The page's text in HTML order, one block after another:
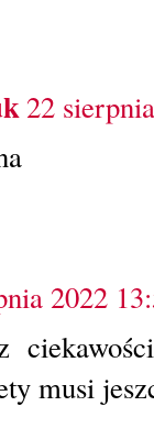
22
2022
musi